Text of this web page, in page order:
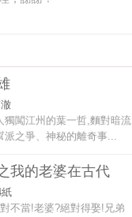
獨闖江州的葉一哲,麵對暗流
派之爭、神秘的離奇事...
我的老婆在古代
不當!老婆?絕對得娶!兄弟